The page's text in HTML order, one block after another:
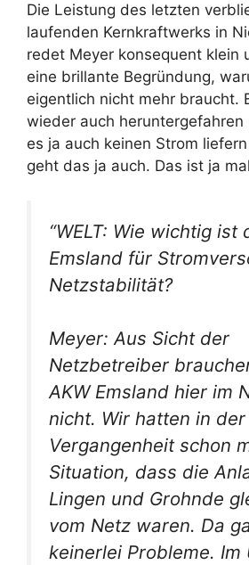
Die Leistung des letzten
laufenden Kernkraftwerks in
redet Meyer konsequent klein
eine brillante Begründung,
eigentlich nicht mehr braucht.
wieder auch
es ja auch keinen Strom
geht das ja auch. Das ist ja
“WELT: Wie wichtig ist
Emsland für
Netzstabilität?
Meyer: Aus Sicht der
Netzbetreiber
AKW Emsland hier im
nicht. Wir hatten in der
Vergangenheit schon
Situation, dass die
Lingen und Grohnde
vom Netz waren. Da
keinerlei Probleme. Im